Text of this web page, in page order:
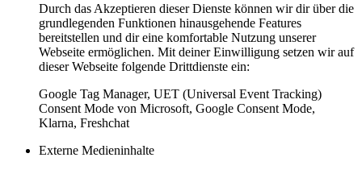
Durch das Akzeptieren dieser Dienste können wir dir über die
grundlegenden Funktionen hinausgehende Features
bereitstellen und dir eine komfortable Nutzung unserer
Webseite ermöglichen. Mit deiner Einwilligung setzen wir auf
dieser Webseite folgende Drittdienste ein:
Google Tag Manager, UET (Universal Event Tracking)
Consent Mode von Microsoft, Google Consent Mode,
Klarna, Freshchat
Externe Medieninhalte